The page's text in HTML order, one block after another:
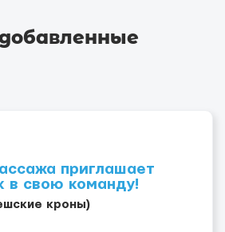
приглашает
в свою команду!
кроны)